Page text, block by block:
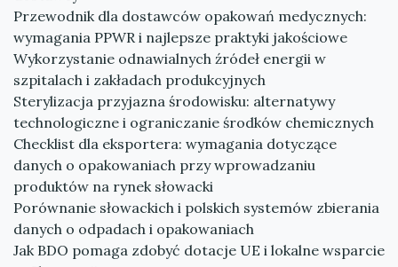
Przewodnik dla dostawców opakowań medycznych:
wymagania PPWR i najlepsze praktyki jakościowe
Wykorzystanie odnawialnych źródeł energii w
szpitalach i zakładach produkcyjnych
Sterylizacja przyjazna środowisku: alternatywy
technologiczne i ograniczanie środków chemicznych
Checklist dla eksportera: wymagania dotyczące
danych o opakowaniach przy wprowadzaniu
produktów na rynek słowacki
Porównanie słowackich i polskich systemów zbierania
danych o odpadach i opakowaniach
Jak BDO pomaga zdobyć dotacje UE i lokalne wsparcie